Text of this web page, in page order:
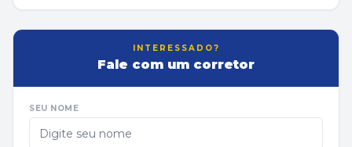
INTERESSADO?
Fale com um corretor
SEU NOME